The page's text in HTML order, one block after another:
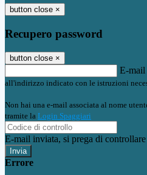
button close ×
Recupero password
button close ×
E-mail
all'indirizzo indicato con le istruzioni
Non hai una e-mail associata al nome
tramite la Login Spaggiari
E-mail inviata, si prega di
Errore